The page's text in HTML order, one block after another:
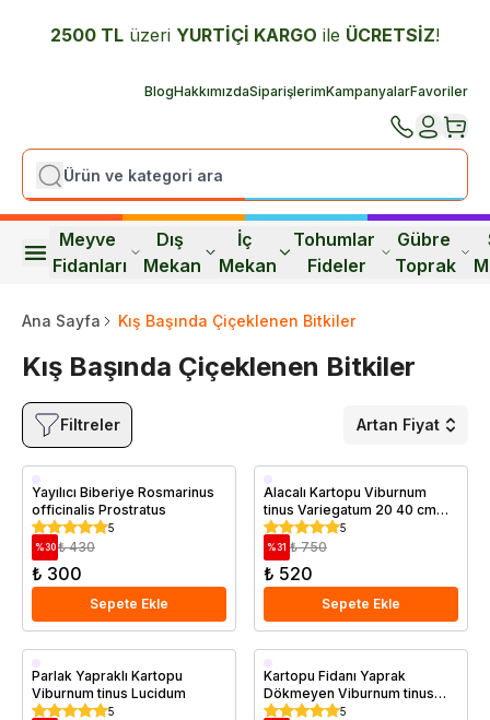
2500 TL üzeri YURTİÇİ KARGO ile ÜCRETSİZ!
BlogHakkımızdaSiparişlerimKampanyalarFavoriler
Meyve
Fidanları
Dış
Mekan
İç
Mekan
Tohumlar
Fideler
Gübre
Toprak
Ana Sayfa Kış Başında Çiçeklenen Bitkiler
Kış Başında Çiçeklenen Bitkiler
Filtreler Artan Fiyat
Saksıda
Yayılıcı Biberiye Rosmarinus
officinalis Prostratus
5
%30 ₺ 430
₺ 300
Sepete Ekle
Saksıda
Alacalı Kartopu Viburnum
tinus Variegatum 20 40 cm
Saksıda
5
%31 ₺ 750
₺ 520
Sepete Ekle
Saksıda
Parlak Yapraklı Kartopu
Viburnum tinus Lucidum
5
Saksıda
Kartopu Fidanı Yaprak
Dökmeyen Viburnum tinus
Eve Price 20 40 cm Saksıda
5